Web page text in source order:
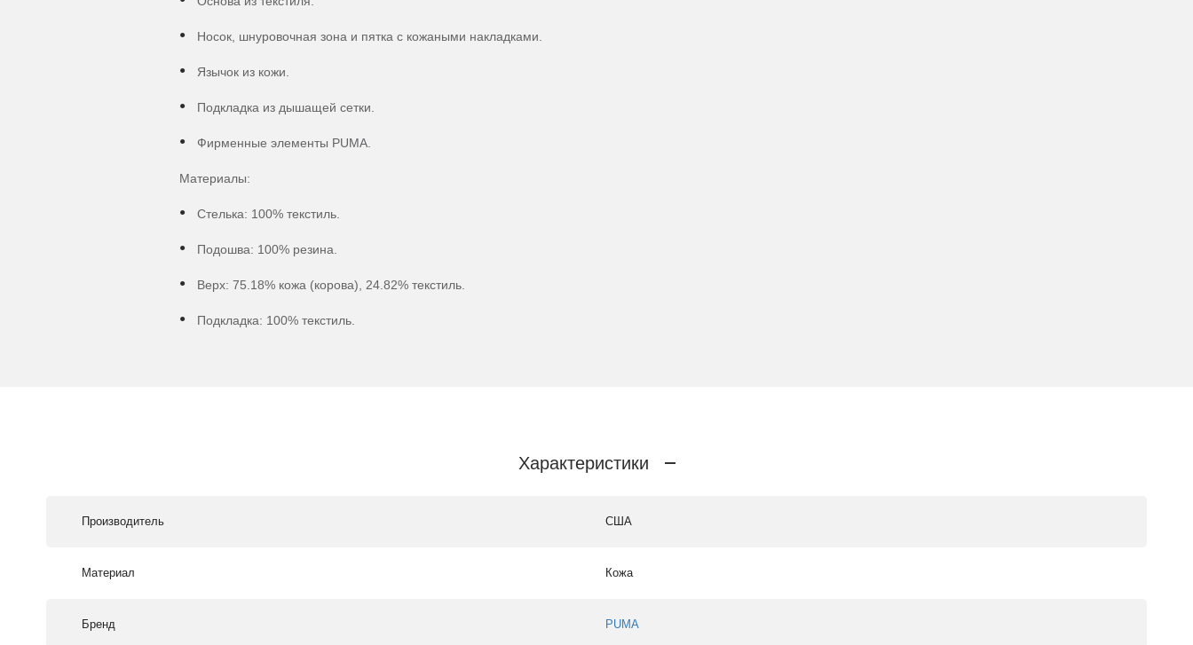
Носок, шнуровочная зона и пятка с кожаными накладками.
Язычок из кожи.
Подкладка из дышащей сетки.
Фирменные элементы PUMA.
Материалы:
Стелька: 100% текстиль.
Подошва: 100% резина.
Верх: 75.18% кожа (корова), 24.82% текстиль.
Подкладка: 100% текстиль.
Характеристики
Производитель США
Материал Кожа
Бренд PUMA